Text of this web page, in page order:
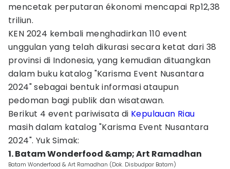
mencetak perputaran ékonomi mencapai Rp12,38
triliun.
KEN 2024 kembali menghadirkan 110 event
unggulan yang telah dikurasi secara ketat dari 38
provinsi di Indonesia, yang kemudian dituangkan
dalam buku katalog "Karisma Event Nusantara
2024" sebagai bentuk informasi ataupun
pedoman bagi publik dan wisatawan.
Berikut 4 event pariwisata di Kepulauan Riau
masih dalam katalog "Karisma Event Nusantara
2024". Yuk Simak:
1. Batam Wonderfood &amp; Art Ramadhan
Batam Wonderfood & Art Ramadhan (Dok. Disbudpar Batam)